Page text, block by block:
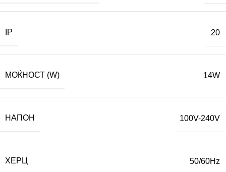
IP 20
МОЌНОСТ (W) 14W
НАПОН 100V-240V
ХЕРЦ 50/60Hz